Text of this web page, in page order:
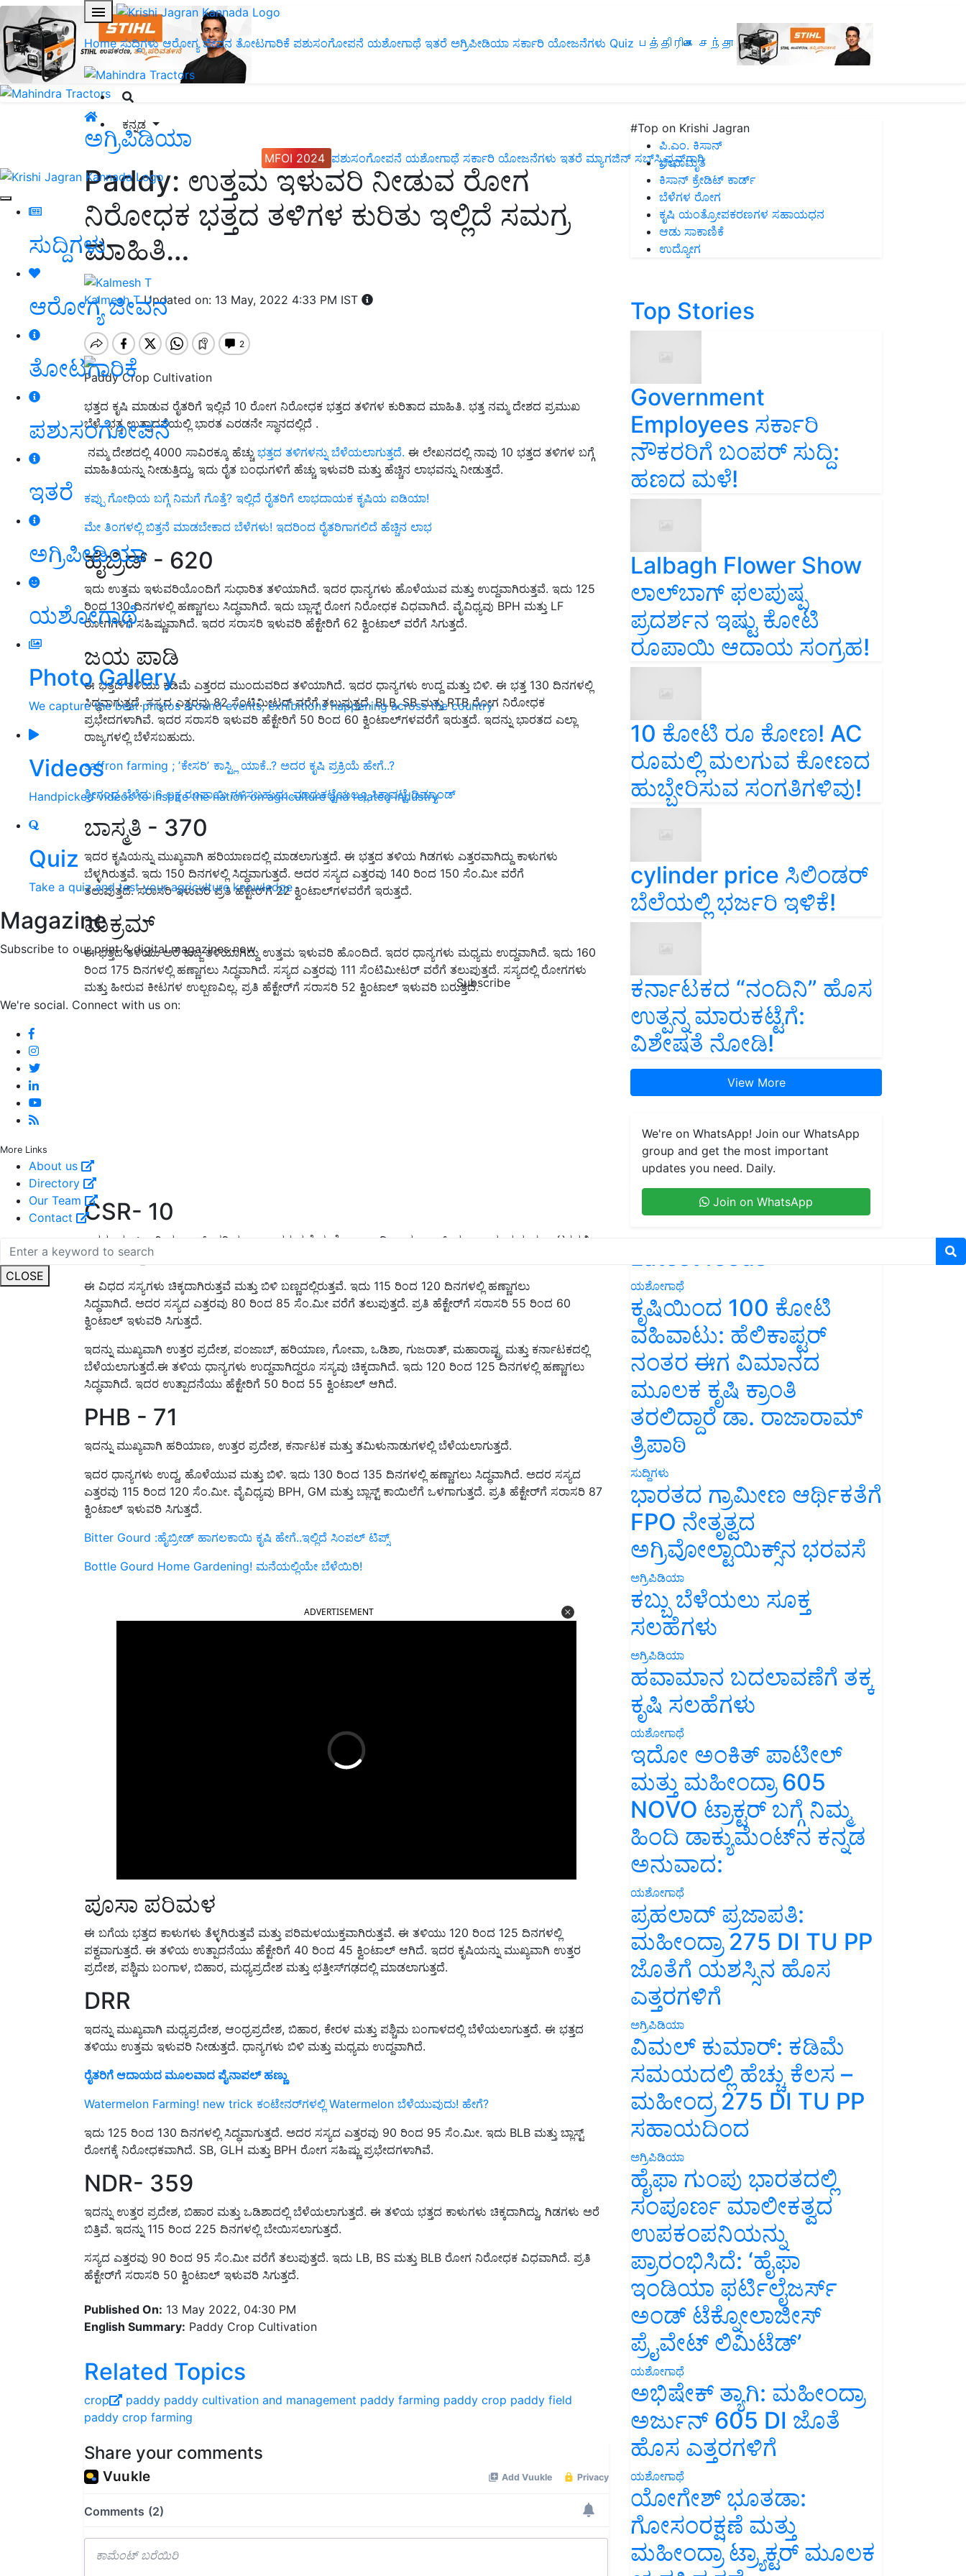
Home ಸುದ್ದಿಗಳು ಆರೋಗ್ಯ ಜೀವನ ತೋಟಗಾರಿಕೆ ಪಶುಸಂಗೋಪನೆ ಯಶೋಗಾಥೆ ಇತರೆ ಅಗ್ರಿಪೀಡಿಯಾ ಸರ್ಕಾರಿ ಯೋಜನೆಗಳು Quiz பத்திரிகை சந்தா
ಕನ್ನಡ
MFOI 2024 ಪಶುಸಂಗೋಪನೆ ಯಶೋಗಾಥೆ ಸರ್ಕಾರಿ ಯೋಜನೆಗಳು ಇತರೆ ಮ್ಯಾಗಜಿನ್‌ ಸಬ್‌ಸ್ಕ್ರಿಪ್ಷನ್‌ಗಾಗಿ
ಸುದ್ದಿಗಳು
ಆರೋಗ್ಯ ಜೀವನ
ತೋಟಗಾರಿಕೆ
ಪಶುಸಂಗೋಪನೆ
ಇತರೆ
ಅಗ್ರಿಪೀಡಿಯಾ
ಯಶೋಗಾಥೆ
Photo Gallery
We capture the best photos around events, exhibitions happening across the country
Videos
Handpicked videos to inspire the nation on agriculture and related industry
Quiz
Take a quiz and test your agriculture knowledge
Magazine
Subscribe to our print & digital magazines now
Subscribe
We're social. Connect with us on:
More Links
About us
Directory
Our Team
Contact
CLOSE
ಅಗ್ರಿಪಿಡಿಯಾ
Paddy: ಉತ್ತಮ ಇಳುವರಿ ನೀಡುವ ರೋಗ
ನಿರೋಧಕ ಭತ್ತದ ತಳಿಗಳ ಕುರಿತು ಇಲ್ಲಿದೆ ಸಮಗ್ರ
ಮಾಹಿತಿ…
Kalmesh TUpdated on: 13 May, 2022 4:33 PM IST
Paddy Crop Cultivation
ಭತ್ತದ ಕೃಷಿ ಮಾಡುವ ರೈತರಿಗೆ ಇಲ್ಲಿವೆ 10 ರೋಗ ನಿರೋಧಕ ಭತ್ತದ ತಳಿಗಳ ಕುರಿತಾದ ಮಾಹಿತಿ. ಭತ್ತ ನಮ್ಮ ದೇಶದ ಪ್ರಮುಖ
ಬೆಳೆ. ಭತ್ತ ಉತ್ಪಾದನೆಯಲ್ಲಿ ಭಾರತ ಎರಡನೇ ಸ್ಥಾನದಲ್ಲಿದೆ .
ನಮ್ಮ ದೇಶದಲ್ಲಿ 4000 ಸಾವಿರಕ್ಕೂ ಹೆಚ್ಚು ಭತ್ತದ ತಳಿಗಳನ್ನು ಬೆಳೆಯಲಾಗುತ್ತದೆ. ಈ ಲೇಖನದಲ್ಲಿ ನಾವು 10 ಭತ್ತದ ತಳಿಗಳ ಬಗ್ಗೆ
ಮಾಹಿತಿಯನ್ನು ನೀಡುತ್ತಿದ್ದು, ಇದು ರೈತ ಬಂಧುಗಳಿಗೆ ಹೆಚ್ಚು ಇಳುವರಿ ಮತ್ತು ಹೆಚ್ಚಿನ ಲಾಭವನ್ನು ನೀಡುತ್ತದೆ.
ಕಪ್ಪು ಗೋಧಿಯ ಬಗ್ಗೆ ನಿಮಗೆ ಗೊತ್ತೆ? ಇಲ್ಲಿದೆ ರೈತರಿಗೆ ಲಾಭದಾಯಕ ಕೃಷಿಯ ಐಡಿಯಾ!
ಮೇ ತಿಂಗಳಲ್ಲಿ ಬಿತ್ತನೆ ಮಾಡಬೇಕಾದ ಬೆಳೆಗಳು! ಇದರಿಂದ ರೈತರಿಗಾಗಲಿದೆ ಹೆಚ್ಚಿನ ಲಾಭ
ಹೈಬ್ರಿಡ್ - 620
ಇದು ಉತ್ತಮ ಇಳುವರಿಯೊಂದಿಗೆ ಸುಧಾರಿತ ತಳಿಯಾಗಿದೆ. ಇದರ ಧಾನ್ಯಗಳು ಹೊಳೆಯುವ ಮತ್ತು ಉದ್ದವಾಗಿರುತ್ತವೆ. ಇದು 125
ರಿಂದ 130 ದಿನಗಳಲ್ಲಿ ಹಣ್ಣಾಗಲು ಸಿದ್ಧವಾಗಿದೆ. ಇದು ಬ್ಲಾಸ್ಟ್ ರೋಗ ನಿರೋಧಕ ವಿಧವಾಗಿದೆ. ವೈವಿಧ್ಯವು BPH ಮತ್ತು LF
ರೋಗಗಳಿಗೆ ಸಹಿಷ್ಣುವಾಗಿದೆ. ಇದರ ಸರಾಸರಿ ಇಳುವರಿ ಹೆಕ್ಟೇರಿಗೆ 62 ಕ್ವಿಂಟಾಲ್ ವರೆಗೆ ಸಿಗುತ್ತದೆ.
ಜಯ ಪಾಡಿ
ಈ ಭತ್ತದ ತಳಿಯು ಕಡಿಮೆ ಎತ್ತರದ ಮುಂದುವರಿದ ತಳಿಯಾಗಿದೆ. ಇದರ ಧಾನ್ಯಗಳು ಉದ್ದ ಮತ್ತು ಬಿಳಿ. ಈ ಭತ್ತ 130 ದಿನಗಳಲ್ಲಿ
ಸಿದ್ಧವಾಗುತ್ತದೆ. ಸಸ್ಯದ ಎತ್ತರವು 82 ಸೆಂಟಿಮೀಟರ್ ವರೆಗೆ ತಲುಪುತ್ತದೆ. BLB, SB ಮತ್ತು RTB ರೋಗ ನಿರೋಧಕ
ಪ್ರಭೇದಗಳಾಗಿವೆ. ಇದರ ಸರಾಸರಿ ಇಳುವರಿ ಹೆಕ್ಟೇರಿಗೆ 50 ರಿಂದ 60 ಕ್ವಿಂಟಾಲ್‌ಗಳವರೆಗೆ ಇರುತ್ತದೆ. ಇದನ್ನು ಭಾರತದ ಎಲ್ಲಾ
ರಾಜ್ಯಗಳಲ್ಲಿ ಬೆಳೆಸಬಹುದು.
saffron farming ; ʼಕೇಸರಿʼ ಕಾಸ್ಟ್ಲಿ ಯಾಕೆ..? ಅದರ ಕೃಷಿ ಪ್ರಕ್ರಿಯೆ ಹೇಗೆ..?
ಶ್ರೀಗಂಧ ಬೆಳೆದು 6 ಲಕ್ಷ ರೂಪಾಯಿ ಗಳಿಸಬಹುದು..ಮಾರುಕಟ್ಟೆಯಲ್ಲೂ ಸಿಕ್ಕಾಪಟ್ಟೆ ಡಿಮ್ಯಾಂಡ್‌
ಬಾಸ್ಮತಿ - 370
ಇದರ ಕೃಷಿಯನ್ನು ಮುಖ್ಯವಾಗಿ ಹರಿಯಾಣದಲ್ಲಿ ಮಾಡಲಾಗುತ್ತದೆ. ಈ ಭತ್ತದ ತಳಿಯ ಗಿಡಗಳು ಎತ್ತರವಾಗಿದ್ದು ಕಾಳುಗಳು
ಬೆಳ್ಳಗಿರುತ್ತವೆ. ಇದು 150 ದಿನಗಳಲ್ಲಿ ಸಿದ್ಧವಾಗುತ್ತದೆ. ಅದರ ಸಸ್ಯದ ಎತ್ತರವು 140 ರಿಂದ 150 ಸೆಂ.ಮೀ ವರೆಗೆ
ತಲುಪುತ್ತದೆ. ಸರಾಸರಿ ಇಳುವರಿ ಪ್ರತಿ ಹೆಕ್ಟೇರ್‌ಗೆ 22 ಕ್ವಿಂಟಾಲ್‌ಗಳವರೆಗೆ ಇರುತ್ತದೆ.
ಮಕ್ರಮ್
ಈ ಭತ್ತದ ತಳಿಯು ಅರೆ ಕುಬ್ಜ ತಳಿಯಾಗಿದ್ದು ಉತ್ತಮ ಇಳುವರಿ ಹೊಂದಿದೆ. ಇದರ ಧಾನ್ಯಗಳು ಮಧ್ಯಮ ಉದ್ದವಾಗಿದೆ. ಇದು 160
ರಿಂದ 175 ದಿನಗಳಲ್ಲಿ ಹಣ್ಣಾಗಲು ಸಿದ್ಧವಾಗಿದೆ. ಸಸ್ಯದ ಎತ್ತರವು 111 ಸೆಂಟಿಮೀಟರ್ ವರೆಗೆ ತಲುಪುತ್ತದೆ. ಸಸ್ಯದಲ್ಲಿ ರೋಗಗಳು
ಮತ್ತು ಹೀರುವ ಕೀಟಗಳ ಉಲ್ಬಣವಿಲ್ಲ. ಪ್ರತಿ ಹೆಕ್ಟೇರ್‌ಗೆ ಸರಾಸರಿ 52 ಕ್ವಿಂಟಾಲ್ ಇಳುವರಿ ಬರುತ್ತದೆ.
CSR- 10
ಇದನ್ನು ಮುಖ್ಯವಾಗಿ ಪಂಜಾಬ್, ಹರಿಯಾಣ, ಉತ್ತರ ಪ್ರದೇಶ, ಗೋವಾ, ಒಡಿಶಾ, ಗುಜರಾತ್, ಮಹಾರಾಷ್ಟ್ರ ಮತ್ತು ಕರ್ನಾಟಕದಲ್ಲಿ
ಬೆಳೆಯಲಾಗುತ್ತದೆ.
ಈ ವಿಧದ ಸಸ್ಯಗಳು ಚಿಕ್ಕದಾಗಿರುತ್ತವೆ ಮತ್ತು ಬಿಳಿ ಬಣ್ಣದಲ್ಲಿರುತ್ತವೆ. ಇದು 115 ರಿಂದ 120 ದಿನಗಳಲ್ಲಿ ಹಣ್ಣಾಗಲು
ಸಿದ್ಧವಾಗಿದೆ. ಅದರ ಸಸ್ಯದ ಎತ್ತರವು 80 ರಿಂದ 85 ಸೆಂ.ಮೀ ವರೆಗೆ ತಲುಪುತ್ತದೆ. ಪ್ರತಿ ಹೆಕ್ಟೇರ್‌ಗೆ ಸರಾಸರಿ 55 ರಿಂದ 60
ಕ್ವಿಂಟಾಲ್ ಇಳುವರಿ ಸಿಗುತ್ತದೆ.
ಇದನ್ನು ಮುಖ್ಯವಾಗಿ ಉತ್ತರ ಪ್ರದೇಶ, ಪಂಜಾಬ್, ಹರಿಯಾಣ, ಗೋವಾ, ಒಡಿಶಾ, ಗುಜರಾತ್, ಮಹಾರಾಷ್ಟ್ರ ಮತ್ತು ಕರ್ನಾಟಕದಲ್ಲಿ
ಬೆಳೆಯಲಾಗುತ್ತದೆ.ಈ ತಳಿಯ ಧಾನ್ಯಗಳು ಉದ್ದವಾಗಿದ್ದರೂ ಸಸ್ಯವು ಚಿಕ್ಕದಾಗಿದೆ. ಇದು 120 ರಿಂದ 125 ದಿನಗಳಲ್ಲಿ ಹಣ್ಣಾಗಲು
ಸಿದ್ಧವಾಗಿದೆ. ಇದರ ಉತ್ಪಾದನೆಯು ಹೆಕ್ಟೇರಿಗೆ 50 ರಿಂದ 55 ಕ್ವಿಂಟಾಲ್ ಆಗಿದೆ.
PHB - 71
ಇದನ್ನು ಮುಖ್ಯವಾಗಿ ಹರಿಯಾಣ, ಉತ್ತರ ಪ್ರದೇಶ, ಕರ್ನಾಟಕ ಮತ್ತು ತಮಿಳುನಾಡುಗಳಲ್ಲಿ ಬೆಳೆಯಲಾಗುತ್ತದೆ.
ಇದರ ಧಾನ್ಯಗಳು ಉದ್ದ, ಹೊಳೆಯುವ ಮತ್ತು ಬಿಳಿ. ಇದು 130 ರಿಂದ 135 ದಿನಗಳಲ್ಲಿ ಹಣ್ಣಾಗಲು ಸಿದ್ಧವಾಗಿದೆ. ಅದರ ಸಸ್ಯದ
ಎತ್ತರವು 115 ರಿಂದ 120 ಸೆಂ.ಮೀ. ವೈವಿಧ್ಯವು BPH, GM ಮತ್ತು ಬ್ಲಾಸ್ಟ್ ಕಾಯಿಲೆಗೆ ಒಳಗಾಗುತ್ತದೆ. ಪ್ರತಿ ಹೆಕ್ಟೇರ್‌ಗೆ ಸರಾಸರಿ 87
ಕ್ವಿಂಟಾಲ್ ಇಳುವರಿ ಸಿಗುತ್ತದೆ.
Bitter Gourd :ಹೈಬ್ರೀಡ್‌ ಹಾಗಲಕಾಯಿ ಕೃಷಿ ಹೇಗೆ..ಇಲ್ಲಿದೆ ಸಿಂಪಲ್‌ ಟಿಪ್ಸ್‌
Bottle Gourd Home Gardening! ಮನೆಯಲ್ಲಿಯೇ ಬೆಳೆಯಿರಿ!
ಪೂಸಾ ಪರಿಮಳ
ಈ ಬಗೆಯ ಭತ್ತದ ಕಾಳುಗಳು ತೆಳ್ಳಗಿರುತ್ತವೆ ಮತ್ತು ಪರಿಮಳಯುಕ್ತವಾಗಿರುತ್ತವೆ. ಈ ತಳಿಯು 120 ರಿಂದ 125 ದಿನಗಳಲ್ಲಿ
ಪಕ್ವವಾಗುತ್ತದೆ. ಈ ತಳಿಯ ಉತ್ಪಾದನೆಯು ಹೆಕ್ಟೇರಿಗೆ 40 ರಿಂದ 45 ಕ್ವಿಂಟಾಲ್ ಆಗಿದೆ. ಇದರ ಕೃಷಿಯನ್ನು ಮುಖ್ಯವಾಗಿ ಉತ್ತರ
ಪ್ರದೇಶ, ಪಶ್ಚಿಮ ಬಂಗಾಳ, ಬಿಹಾರ, ಮಧ್ಯಪ್ರದೇಶ ಮತ್ತು ಛತ್ತೀಸ್‌ಗಢದಲ್ಲಿ ಮಾಡಲಾಗುತ್ತದೆ.
DRR
ಇದನ್ನು ಮುಖ್ಯವಾಗಿ ಮಧ್ಯಪ್ರದೇಶ, ಆಂಧ್ರಪ್ರದೇಶ, ಬಿಹಾರ, ಕೇರಳ ಮತ್ತು ಪಶ್ಚಿಮ ಬಂಗಾಳದಲ್ಲಿ ಬೆಳೆಯಲಾಗುತ್ತದೆ. ಈ ಭತ್ತದ
ತಳಿಯು ಉತ್ತಮ ಇಳುವರಿ ನೀಡುತ್ತದೆ. ಧಾನ್ಯಗಳು ಬಿಳಿ ಮತ್ತು ಮಧ್ಯಮ ಉದ್ದವಾಗಿದೆ.
ರೈತರಿಗೆ ಆದಾಯದ ಮೂಲವಾದ ಪೈನಾಪಲ್ ಹಣ್ಣು
Watermelon Farming! new trick ಕಂಟೇನರ್‌ಗಳಲ್ಲಿ Watermelon ಬೆಳೆಯುವುದು! ಹೇಗೆ?
ಇದು 125 ರಿಂದ 130 ದಿನಗಳಲ್ಲಿ ಸಿದ್ಧವಾಗುತ್ತದೆ. ಅದರ ಸಸ್ಯದ ಎತ್ತರವು 90 ರಿಂದ 95 ಸೆಂ.ಮೀ. ಇದು BLB ಮತ್ತು ಬ್ಲಾಸ್ಟ್
ರೋಗಕ್ಕೆ ನಿರೋಧಕವಾಗಿದೆ. SB, GLH ಮತ್ತು BPH ರೋಗ ಸಹಿಷ್ಣು ಪ್ರಭೇದಗಳಾಗಿವೆ.
NDR- 359
ಇದನ್ನು ಉತ್ತರ ಪ್ರದೇಶ, ಬಿಹಾರ ಮತ್ತು ಒಡಿಶಾದಲ್ಲಿ ಬೆಳೆಯಲಾಗುತ್ತದೆ. ಈ ತಳಿಯ ಭತ್ತದ ಕಾಳುಗಳು ಚಿಕ್ಕದಾಗಿದ್ದು, ಗಿಡಗಳು ಅರೆ
ಬಿತ್ತಿವೆ. ಇದನ್ನು 115 ರಿಂದ 225 ದಿನಗಳಲ್ಲಿ ಬೇಯಿಸಲಾಗುತ್ತದೆ.
ಸಸ್ಯದ ಎತ್ತರವು 90 ರಿಂದ 95 ಸೆಂ.ಮೀ ವರೆಗೆ ತಲುಪುತ್ತದೆ. ಇದು LB, BS ಮತ್ತು BLB ರೋಗ ನಿರೋಧಕ ವಿಧವಾಗಿದೆ. ಪ್ರತಿ
ಹೆಕ್ಟೇರ್‌ಗೆ ಸರಾಸರಿ 50 ಕ್ವಿಂಟಾಲ್ ಇಳುವರಿ ಸಿಗುತ್ತದೆ.
English Summary:Paddy Crop Cultivation
Related Topics
crop paddy paddy cultivation and management
paddy crop farming
#Top on Krishi Jagran
ಪಿ.ಎಂ. ಕಿಸಾನ್
ಜೀವಾಮೃತ
ಕಿಸಾನ್ ಕ್ರೇಡಿಟ್ ಕಾರ್ಡ್
ಬೆಳೆಗಳ ರೋಗ
ಕೃಷಿ ಯಂತ್ರೋಪಕರಣಗಳ ಸಹಾಯಧನ
ಆಡು ಸಾಕಾಣಿಕೆ
ಉದ್ಯೋಗ
Top Stories
Government
Employees ಸರ್ಕಾರಿ
ನೌಕರರಿಗೆ ಬಂಪರ್‌ ಸುದ್ದಿ:
ಹಣದ ಮಳೆ!
Lalbagh Flower Show
ಲಾಲ್‌ಬಾಗ್ ಫಲಪುಷ್ಪ
ಪ್ರದರ್ಶನ ಇಷ್ಟು ಕೋಟಿ
ರೂಪಾಯಿ ಆದಾಯ ಸಂಗ್ರಹ!
10 ಕೋಟಿ ರೂ ಕೋಣ! AC
ರೂಮಲ್ಲಿ ಮಲಗುವ ಕೋಣದ
ಹುಬ್ಬೇರಿಸುವ ಸಂಗತಿಗಳಿವು!
cylinder price ಸಿಲಿಂಡರ್‌
ಬೆಲೆಯಲ್ಲಿ ಭರ್ಜರಿ ಇಳಿಕೆ!
ಕರ್ನಾಟಕದ “ನಂದಿನಿ” ಹೊಸ
ಉತ್ಪನ್ನ ಮಾರುಕಟ್ಟೆಗೆ:
ವಿಶೇಷತೆ ನೋಡಿ!
View More
We're on WhatsApp! Join our WhatsApp
group and get the most important
updates you need. Daily.
Join on WhatsApp
Latest feeds
ಯಶೋಗಾಥೆ
ಕೃಷಿಯಿಂದ 100 ಕೋಟಿ
ವಹಿವಾಟು: ಹೆಲಿಕಾಪ್ಟರ್
ನಂತರ ಈಗ ವಿಮಾನದ
ಮೂಲಕ ಕೃಷಿ ಕ್ರಾಂತಿ
ತರಲಿದ್ದಾರೆ ಡಾ. ರಾಜಾರಾಮ್
ತ್ರಿಪಾಠಿ
ಸುದ್ದಿಗಳು
ಭಾರತದ ಗ್ರಾಮೀಣ ಆರ್ಥಿಕತೆಗೆ
FPO ನೇತೃತ್ವದ
ಅಗ್ರಿವೋಲ್ಟಾಯಿಕ್ಸ್‌ನ ಭರವಸೆ
ಅಗ್ರಿಪಿಡಿಯಾ
ಕಬ್ಬು ಬೆಳೆಯಲು ಸೂಕ್ತ
ಸಲಹೆಗಳು
ಅಗ್ರಿಪಿಡಿಯಾ
ಹವಾಮಾನ ಬದಲಾವಣೆಗೆ ತಕ್ಕ
ಕೃಷಿ ಸಲಹೆಗಳು
ಯಶೋಗಾಥೆ
ಇದೋ ಅಂಕಿತ್ ಪಾಟೀಲ್
ಮತ್ತು ಮಹೀಂದ್ರಾ 605
NOVO ಟ್ರಾಕ್ಟರ್ ಬಗ್ಗೆ ನಿಮ್ಮ
ಹಿಂದಿ ಡಾಕ್ಯುಮೆಂಟ್‌ನ ಕನ್ನಡ
ಅನುವಾದ:
ಯಶೋಗಾಥೆ
ಪ್ರಹಲಾದ್ ಪ್ರಜಾಪತಿ:
ಮಹೀಂದ್ರಾ 275 DI TU PP
ಜೊತೆಗೆ ಯಶಸ್ಸಿನ ಹೊಸ
ಎತ್ತರಗಳಿಗೆ
ಅಗ್ರಿಪಿಡಿಯಾ
ವಿಮಲ್ ಕುಮಾರ್: ಕಡಿಮೆ
ಸಮಯದಲ್ಲಿ ಹೆಚ್ಚು ಕೆಲಸ –
ಮಹೀಂದ್ರ 275 DI TU PP
ಸಹಾಯದಿಂದ
ಅಗ್ರಿಪಿಡಿಯಾ
ಹೈಫಾ ಗುಂಪು ಭಾರತದಲ್ಲಿ
ಸಂಪೂರ್ಣ ಮಾಲೀಕತ್ವದ
ಉಪಕಂಪನಿಯನ್ನು
ಪ್ರಾರಂಭಿಸಿದೆ: ‘ಹೈಫಾ
ಇಂಡಿಯಾ ಫರ್ಟಿಲೈಜರ್ಸ್
ಅಂಡ್ ಟೆಕ್ನೋಲಾಜೀಸ್
ಪ್ರೈವೇಟ್ ಲಿಮಿಟೆಡ್’
ಯಶೋಗಾಥೆ
ಅಭಿಷೇಕ್ ತ್ಯಾಗಿ: ಮಹೀಂದ್ರಾ
ಅರ್ಜುನ್ 605 DI ಜೊತೆ
ಹೊಸ ಎತ್ತರಗಳಿಗೆ
ಯಶೋಗಾಥೆ
ಯೋಗೇಶ್ ಭೂತಡಾ:
ಗೋಸಂರಕ್ಷಣೆ ಮತ್ತು
ಮಹೀಂದ್ರಾ ಟ್ರ್ಯಾಕ್ಟರ್ ಮೂಲಕ